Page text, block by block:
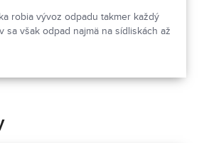
robia vývoz odpadu takmer každý
sa však odpad najmä na sídliskách až